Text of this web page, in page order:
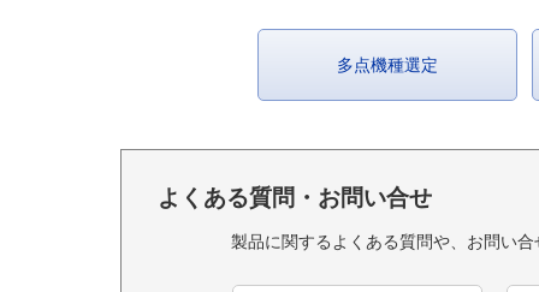
多点機種選定
よくある質問・お問い合せ
製品に関するよくある質問や、お問い